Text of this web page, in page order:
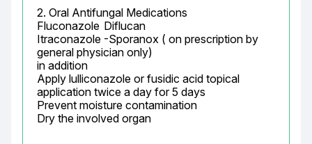
2. Oral Antifungal Medications
Fluconazole	Diflucan
Itraconazole	-Sporanox ( on prescription by
general physician only)
in addition
Apply lulliconazole or fusidic acid topical
application twice a day for 5 days
Prevent moisture contamination
Dry the involved organ